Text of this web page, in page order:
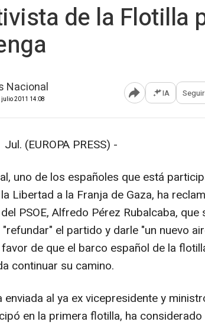
de la Flotilla
Nacional
2011 14:08 Abrir opciones para
IA
(EUROPA PRESS) -
uno de los españoles que está
Libertad a la Franja de Gaza, ha
PSOE, Alfredo Pérez Rubalcaba, que
el partido y darle "un nuevo
de que el barco español de la
continuar su camino.
enviada al ya ex vicepresidente y
en la primera flotilla, ha